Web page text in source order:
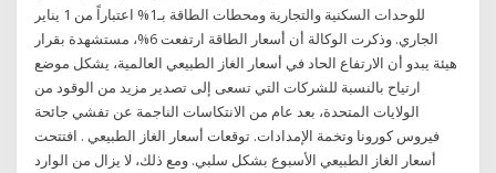
للوحدات السكنية والتجارية ومحطات الطاقة بـ1% اعتباراً من 1 يناير
الجاري. وذكرت الوكالة أن أسعار الطاقة ارتفعت 6%، مستشهدة بقرار
هيئة يبدو أن الارتفاع الحاد في أسعار الغاز الطبيعي العالمية، يشكل موضع
ارتياح بالنسبة للشركات التي تسعى إلى تصدير مزيد من الوقود من
الولايات المتحدة، بعد عام من الانتكاسات الناجمة عن تفشي جائحة
فيروس كورونا وتخمة الإمدادات. توقعات أسعار الغاز الطبيعي . افتتحت
أسعار الغاز الطبيعي الأسبوع بشكل سلبي. ومع ذلك، لا يزال من الوارد